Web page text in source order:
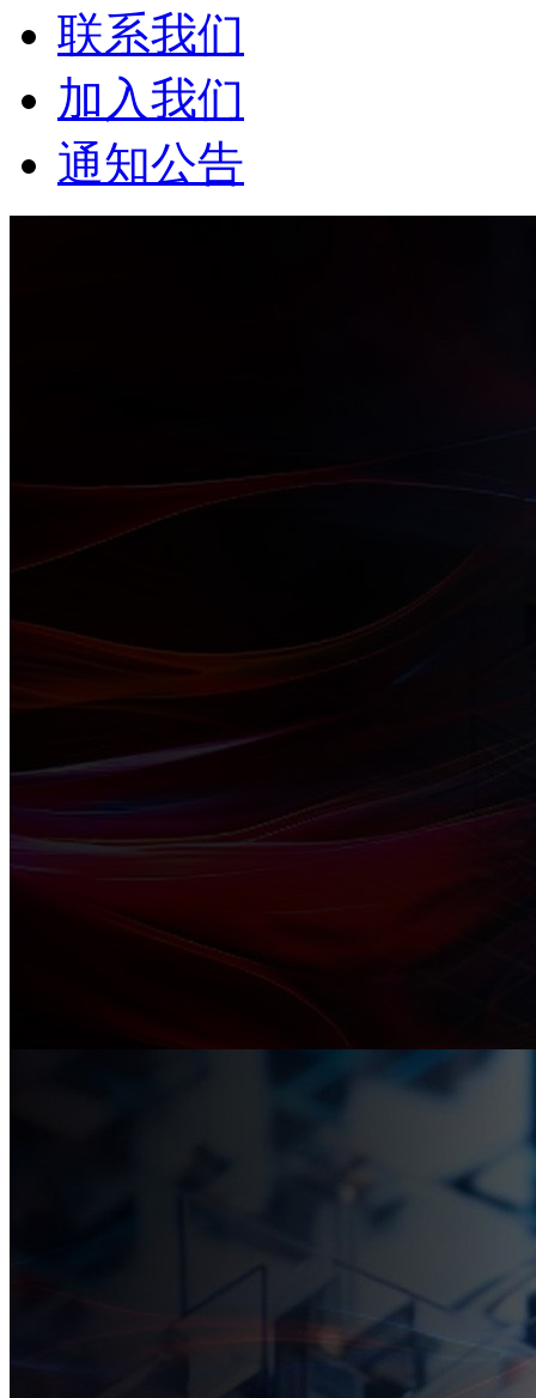
联系我们
加入我们
通知公告